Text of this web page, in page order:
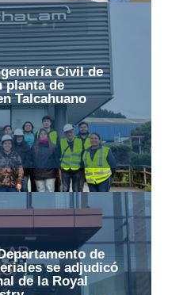
Civil de
planta de
Talcahuano
de
se adjudicó
de la Royal